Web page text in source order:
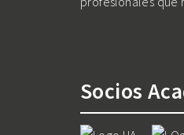
Socios